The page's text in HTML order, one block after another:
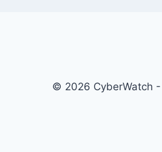
© 2026 CyberWatch -